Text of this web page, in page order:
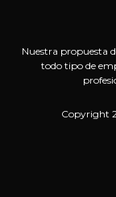
Nuestra propuesta
todo tipo de
Copyright